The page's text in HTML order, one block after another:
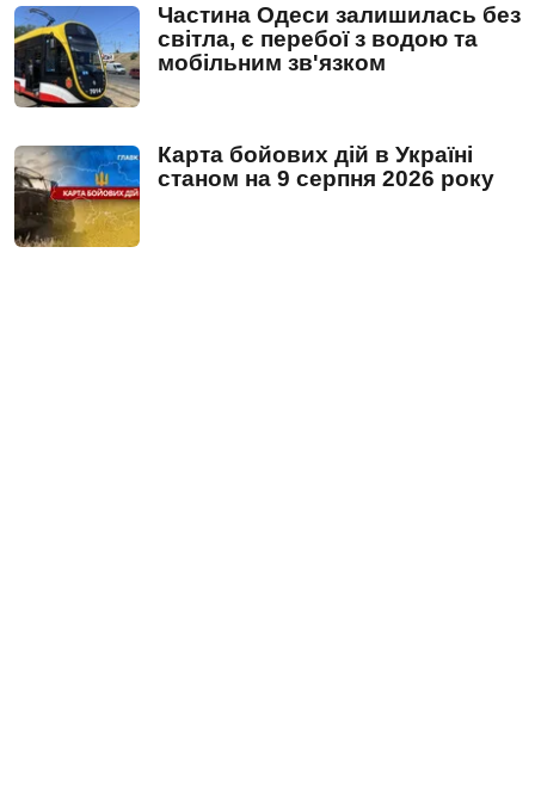
Частина Одеси залишилась без
світла, є перебої з водою та
мобільним зв'язком
Карта бойових дій в Україні
станом на 9 серпня 2026 року